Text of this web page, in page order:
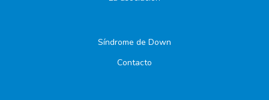
Síndrome de Down
Contacto